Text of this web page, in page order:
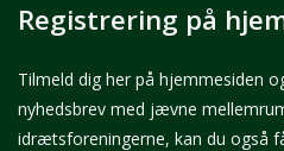
Registrering på
Tilmeld dig her på hjemmesiden
nyhedsbrev med jævne
idrætsforeningerne, kan du også